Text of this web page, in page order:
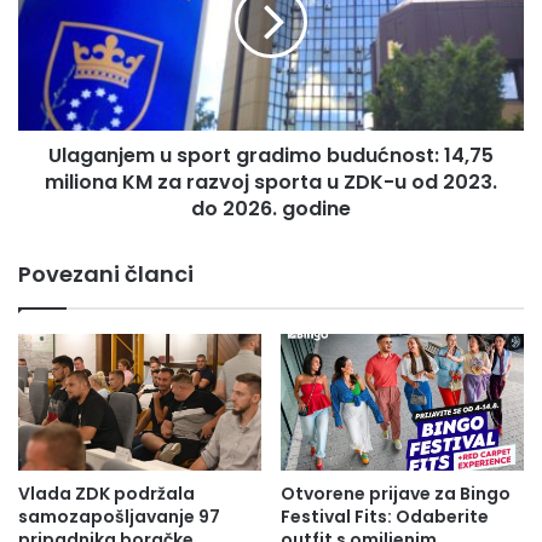
a
n
e
a
c
i
j
e
n
m
t
g
r
a
d
i
m
o
b
u
d
Ulaganjem u sport gradimo budućnost: 14,75
miliona KM za razvoj sporta u ZDK-u od 2023.
do 2026. godine
Povezani članci
Vlada ZDK podržala
samozapošljavanje 97
Otvorene prijave za Bingo
Festival Fits: Odaberite